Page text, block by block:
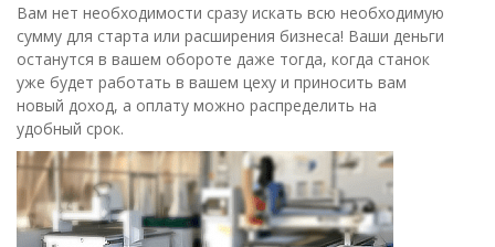
Вам нет необходимости сразу искать всю необходимую
сумму для старта или расширения бизнеса! Ваши деньги
останутся в вашем обороте даже тогда, когда станок
уже будет работать в вашем цеху и приносить вам
новый доход, а оплату можно распределить на
удобный срок.